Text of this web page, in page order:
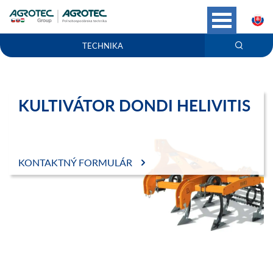
TECHNIKA
KULTIVÁTOR DONDI HELIVITIS
KONTAKTNÝ FORMULÁR